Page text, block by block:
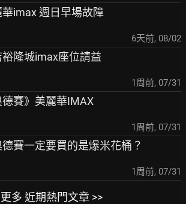
華imax 週日早場故障
6天前, 08/02
裕隆城imax座位請益
1周前, 07/31
德賽》美麗華IMAX
1周前, 07/31
德賽一定要買的是爆米花桶？
1周前, 07/31
更多 近期熱門文章 >>